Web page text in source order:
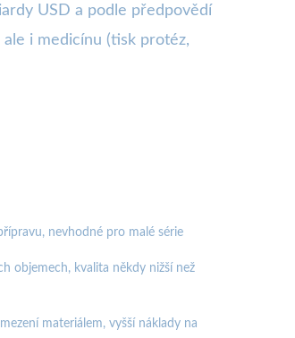
USD a podle předpovědí
i medicínu (tisk protéz,
nevhodné pro malé série
objemech, kvalita někdy nižší než
materiálem, vyšší náklady na